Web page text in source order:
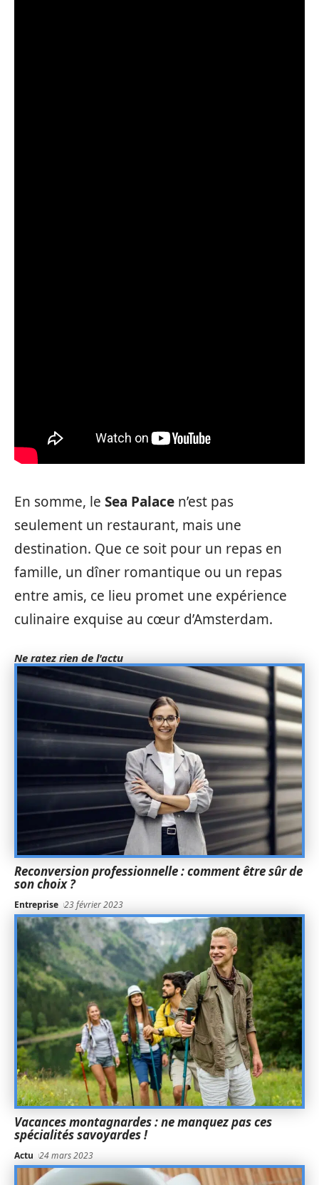
En somme, le Sea Palace n’est pas
seulement un restaurant, mais une
destination. Que ce soit pour un repas en
famille, un dîner romantique ou un repas
entre amis, ce lieu promet une expérience
culinaire exquise au cœur d’Amsterdam.
Ne ratez rien de l'actu
Reconversion professionnelle : comment être sûr de
son choix ?
Entreprise 23 février 2023
Vacances montagnardes : ne manquez pas ces
spécialités savoyardes !
Actu 24 mars 2023